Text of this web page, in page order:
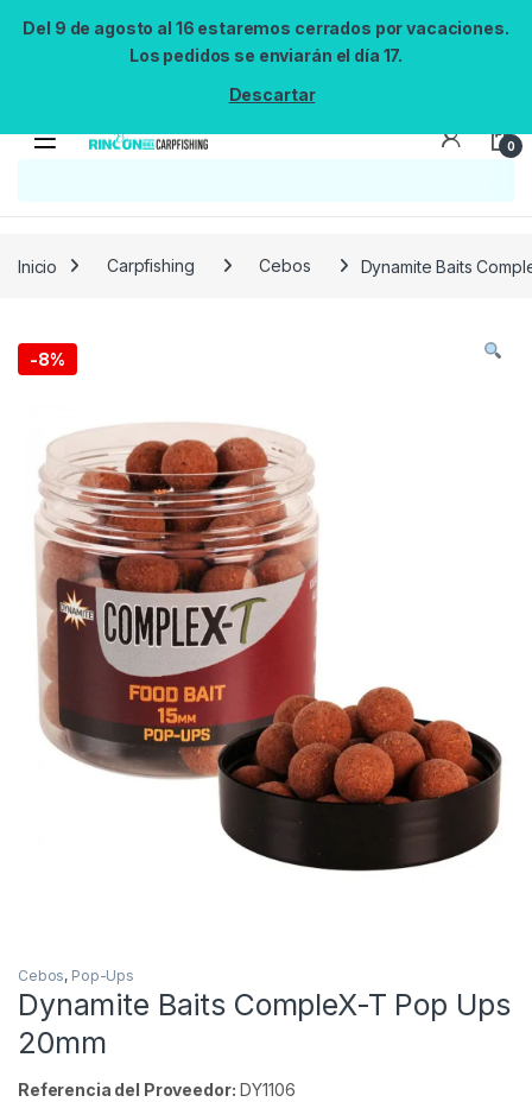
Del 9 de agosto al 16 estaremos cerrados por vacaciones.
Los pedidos se enviarán el día 17.
Descartar
0
Inicio Carpfishing Cebos
8%